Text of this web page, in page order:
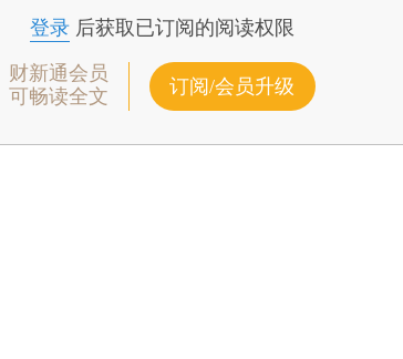
登录后获取已订阅的阅读权限
财新通会员
可畅读全文
订阅/会员升级